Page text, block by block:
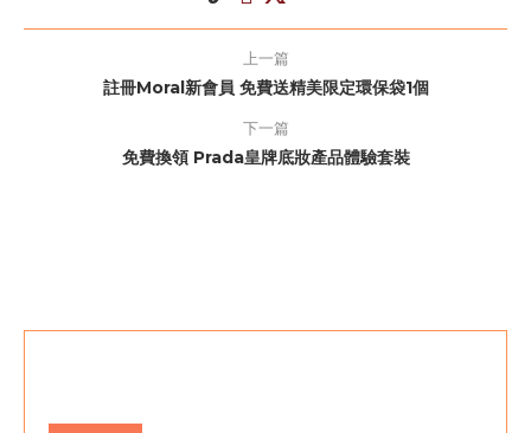
上一篇
註冊Moral新會員 免費送精美限定環保袋1個
下一篇
免費換領 Prada皇牌底妝產品體驗套裝